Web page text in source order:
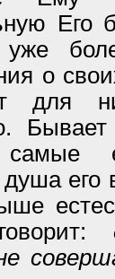
Его
о
для
его